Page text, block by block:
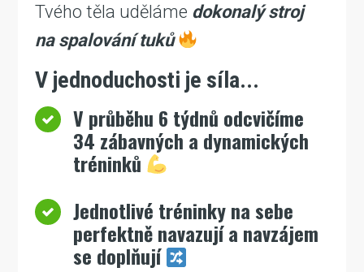
Tvého těla uděláme dokonalý stroj
na spalování tuků
V jednoduchosti je síla...
V průběhu 6 týdnů odcvičíme
34 zábavných a dynamických
tréninků
Jednotlivé tréninky na sebe
perfektně navazují a navzájem
se doplňují